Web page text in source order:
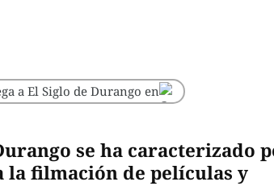
a El Siglo de Durango en
se ha caracterizado
la filmación de películas y